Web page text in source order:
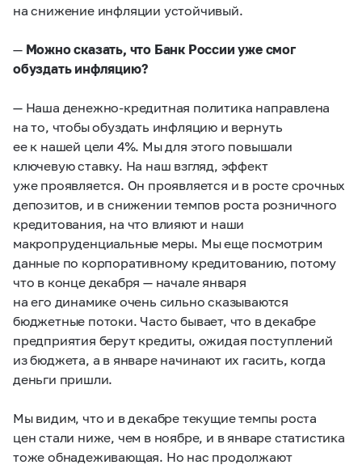
на снижение инфляции устойчивый.
— Можно сказать, что Банк России уже смог
обуздать инфляцию?
— Наша денежно-кредитная политика направлена
на то, чтобы обуздать инфляцию и вернуть
ее к нашей цели 4%. Мы для этого повышали
ключевую ставку. На наш взгляд, эффект
уже проявляется. Он проявляется и в росте срочных
депозитов, и в снижении темпов роста розничного
кредитования, на что влияют и наши
макропруденциальные меры. Мы еще посмотрим
данные по корпоративному кредитованию, потому
что в конце декабря — начале января
на его динамике очень сильно сказываются
бюджетные потоки. Часто бывает, что в декабре
предприятия берут кредиты, ожидая поступлений
из бюджета, а в январе начинают их гасить, когда
деньги пришли.
Мы видим, что и в декабре текущие темпы роста
цен стали ниже, чем в ноябре, и в январе статистика
тоже обнадеживающая. Но нас продолжают